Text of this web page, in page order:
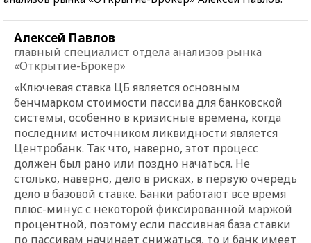
Алексей Павлов
главный специалист отдела анализов рынка
«Открытие-Брокер»
«Ключевая ставка ЦБ является основным
бенчмарком стоимости пассива для банковской
системы, особенно в кризисные времена, когда
последним источником ликвидности является
Центробанк. Так что, наверно, этот процесс
должен был рано или поздно начаться. Не
столько, наверно, дело в рисках, в первую очередь
дело в базовой ставке. Банки работают все время
плюс-минус с некоторой фиксированной маржой
процентной, поэтому если пассивная база ставки
по пассивам начинает снижаться, то и банк имеет